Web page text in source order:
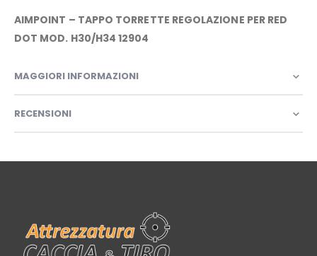
AIMPOINT – TAPPO TORRETTE REGOLAZIONE PER RED
DOT MOD. H30/H34 12904
MAGGIORI INFORMAZIONI
RECENSIONI